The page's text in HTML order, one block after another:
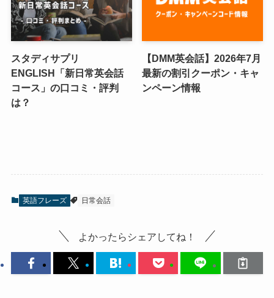
スタディサプリ
ENGLISH「新日常英会話
コース」の口コミ・評判
は？
【DMM英会話】2026年7月
最新の割引クーポン・キャ
ンペーン情報
英語フレーズ 日常会話
よかったらシェアしてね！